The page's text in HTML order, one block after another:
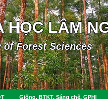
HỌC LÂM
of Forest Sciences
Giống, BTKT, Sáng chế, GPHI